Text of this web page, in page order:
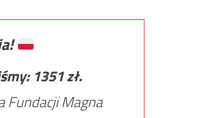
1351zł.
Fundacji Magna